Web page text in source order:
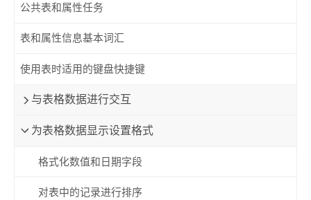
公共表和属性任务
表和属性信息基本词汇
使用表时适用的键盘快捷键
与表格数据进行交互
为表格数据显示设置格式
格式化数值和日期字段
对表中的记录进行排序